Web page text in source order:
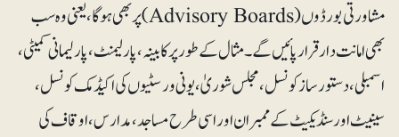
مشاورتی بورڈوں (Advisory Boards) پر بھی ہوگا،یعنی وہ سب
بھی امانت دار قرار پائیں گے۔ مثال کے طور پر کابینہ، پارلیمنٹ، پارلیمانی کمیٹی ،
اسمبلی، دستور ساز کونسل، مجلس شوریٰ، یونی ورسٹیوں کی اکیڈمک کونسل ،
سینیٹ اورسنڈیکیٹ کے ممبران اور اسی طرح مساجد، مدارس، اوقاف کی